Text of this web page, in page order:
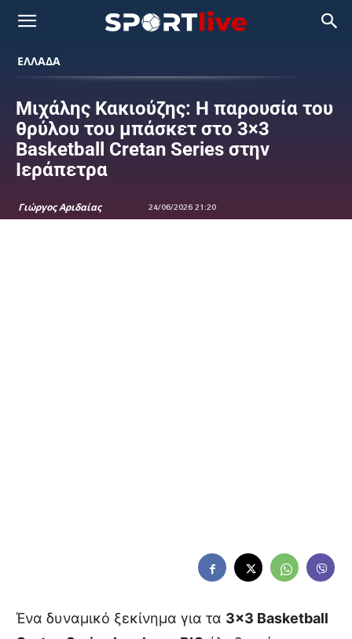
ΕΛΛΑΔΑ
Μιχάλης Κακιούζης: Η παρουσία του
θρύλου του μπάσκετ στο 3×3
Basketball Cretan Series στην
Ιεράπετρα
Γιώργος Αριδαίας 24/06/2026 21:20
Ένα δυναμικό ξεκίνημα για τα 3×3 Basketball